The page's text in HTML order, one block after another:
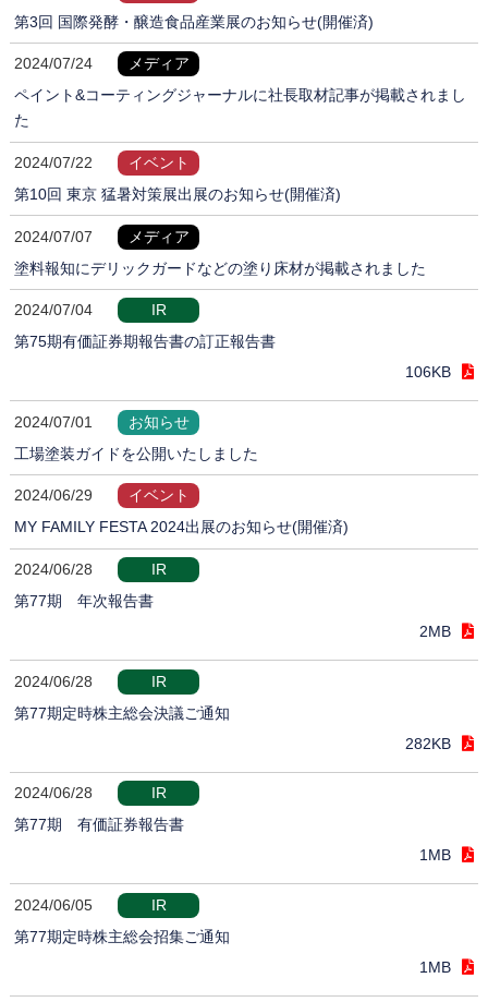
第3回 国際発酵・醸造食品産業展のお知らせ(開催済)
2024/07/24
メディア
ペイント&コーティングジャーナルに社長取材記事が掲載されまし
た
2024/07/22
イベント
第10回 東京 猛暑対策展出展のお知らせ(開催済)
2024/07/07
メディア
塗料報知にデリックガードなどの塗り床材が掲載されました
2024/07/04
IR
第75期有価証券期報告書の訂正報告書
106KB
2024/07/01
お知らせ
工場塗装ガイドを公開いたしました
2024/06/29
イベント
MY FAMILY FESTA 2024出展のお知らせ(開催済)
2024/06/28
IR
第77期 年次報告書
2MB
2024/06/28
IR
第77期定時株主総会決議ご通知
282KB
2024/06/28
IR
第77期 有価証券報告書
1MB
2024/06/05
IR
第77期定時株主総会招集ご通知
1MB